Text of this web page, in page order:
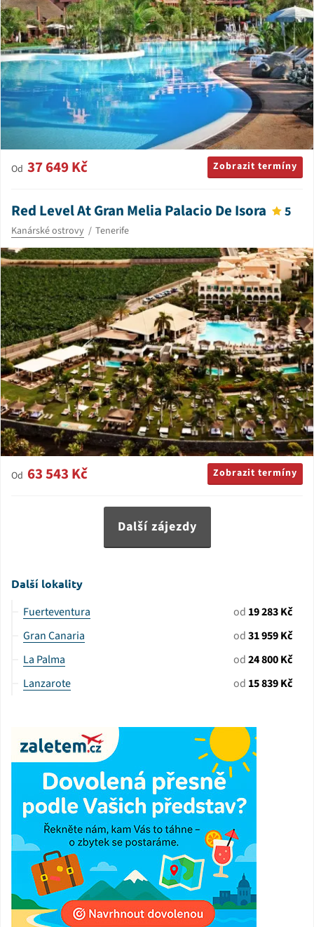
Od 37 649 Kč Zobrazit termíny
Red Level At Gran Melia Palacio De Isora 5
Kanárské ostrovy Tenerife
Od 63 543 Kč Zobrazit termíny
Další zájezdy
Další lokality
Fuerteventura od 19 283 Kč
Gran Canaria
od31 959 Kč
La Palma
od24 800 Kč
Lanzarote
od 15 839 Kč